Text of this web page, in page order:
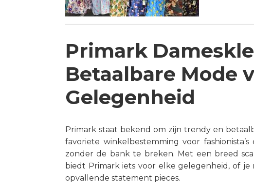
Primark
Betaalbare Mode
Gelegenheid
Primark staat bekend om zijn trendy en
favoriete winkelbestemming voor
zonder de bank te breken. Met een breed
biedt Primark iets voor elke gelegenheid, of
opvallende statement pieces.